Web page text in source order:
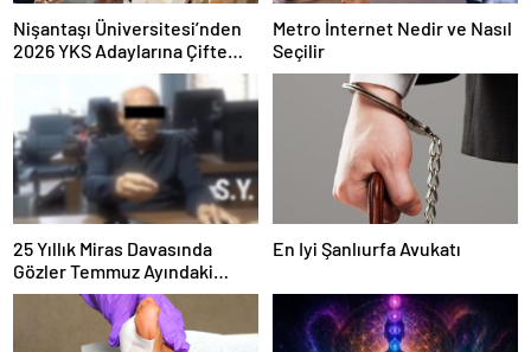
Nişantaşı Üniversitesi’nden
2026 YKS Adaylarına Çifte
Güvence: Sabit Ücret ve
Kesintisiz Burs
Metro İnternet Nedir ve Nasıl
Seçilir
25 Yıllık Miras Davasında
Gözler Temmuz Ayındaki
Karar Duruşmasına Çevrildi
En Iyi Şanlıurfa Avukatı